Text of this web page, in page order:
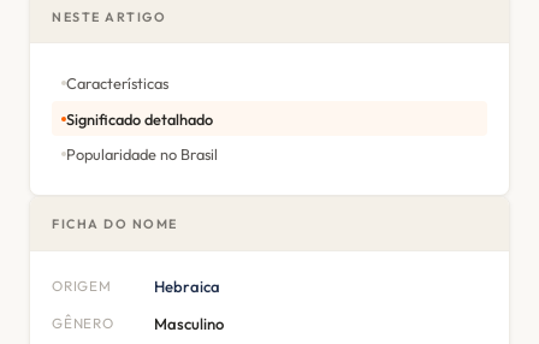
NESTE ARTIGO
Características
Significado detalhado
Popularidade no Brasil
FICHA DO NOME
ORIGEM Hebraica
GÊNERO Masculino